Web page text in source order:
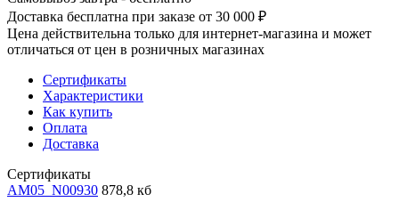
Доставка бесплатна при заказе от 30 000 ₽
Цена действительна только для интернет-магазина и может
отличаться от цен в розничных магазинах
Сертификаты
Характеристики
Как купить
Оплата
Доставка
Сертификаты
AM05_N00930 878,8 кб